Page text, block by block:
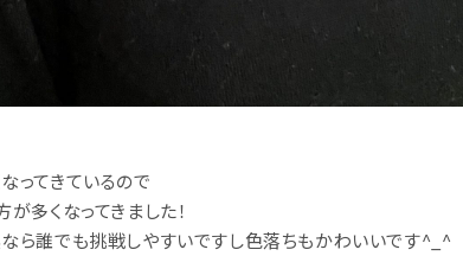
ってきているので
多くなってきました！
ら誰でも挑戦しやすいですし色落ちもかわいいです^_^